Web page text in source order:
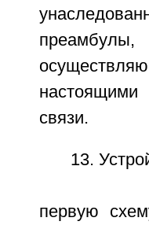
связи.
13.
первую